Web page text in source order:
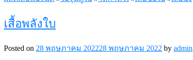
เสื้อพลังใบ
Posted on 28 พฤษภาคม 202228 พฤษภาคม 2022 by admin